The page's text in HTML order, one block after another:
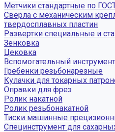
Метчики стандартные по
Сверла с механическим
твердосплавных пластин
Развертки специальные и
Зенковка
Цековка
Вспомогательный
Гребенки резьбонарезные
Кулачки для токарных
Оправки для фрез
Ролик накатной
Ролик резьбонакатной
Тиски машинные
Специнструмент для